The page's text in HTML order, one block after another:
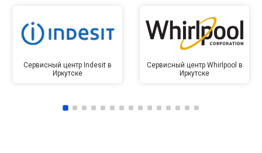
Сервисный центр Indesit в
Иркутске
Сервисный центр Whirlpool в
Иркутске